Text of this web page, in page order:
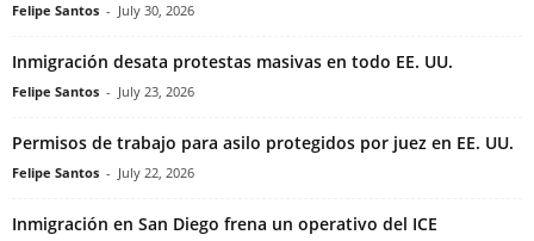
Felipe Santos - July 30, 2026
Inmigración desata protestas masivas en todo EE. UU.
Felipe Santos - July 23, 2026
Permisos de trabajo para asilo protegidos por juez en EE. UU.
Felipe Santos - July 22, 2026
Inmigración en San Diego frena un operativo del ICE